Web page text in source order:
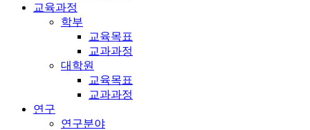
교육과정
학부
교육목표
교과과정
대학원
교육목표
교과과정
연구
연구분야